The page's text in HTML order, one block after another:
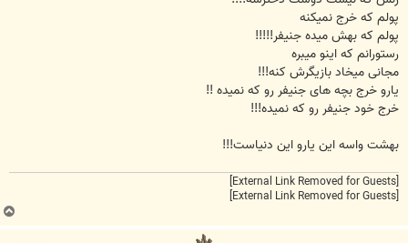
پولم که خرج نمیکنه
پولم که بهش میده جنیفر!!!!!
رستورانم که اینو میبره
مجانی میخاد بازیگرش کنه!!!
یارو خرج بچه های جنیفر رو که نمیده !!
خرج خود جنیفر رو که نمیده!!!
بهشت واسه این یارو این دنیاست!!!
[External Link Removed for Guests]
[External Link Removed for Guests]